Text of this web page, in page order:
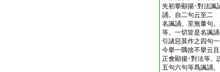
先初擧顯揚･對法
誦。自二句云至二
名諷誦。至無量句
等。一切皆是名諷
引諸惡莫作之四句
今擧一隅捨不擧云
正會顯揚･對法等。
五句六句等爲諷誦